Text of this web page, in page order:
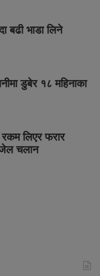
बढी भाडा लिने
डुबेर १८ महिनाका
रकम लिएर फरार
चलान